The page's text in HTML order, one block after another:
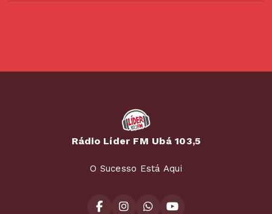
Rádio Líder FM Ubá 103,5
O Sucesso Está Aqui